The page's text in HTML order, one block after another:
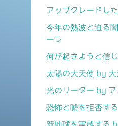
アップグレードし
今年の熱波と迫る
ーン
何が起きようと信
太陽の大天使 by
光のリーダー by ア
恐怖と嘘を拒否する